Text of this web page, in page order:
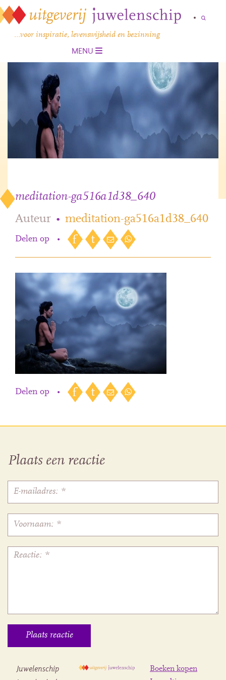
…voor inspiratie, levenswijsheid en bezinning
MENU
meditation-ga516a1d38_640
Auteur • meditation-ga516a1d38_640
Delen op •
Delen op •
Plaats een reactie
Juwelenschip
Boeken kopen